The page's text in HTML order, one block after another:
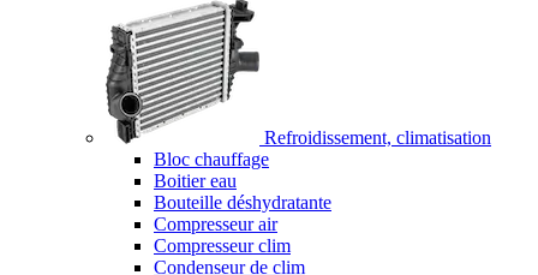
Refroidissement, climatisation
Bloc chauffage
Boitier eau
Bouteille déshydratante
Compresseur air
Compresseur clim
Condenseur de clim